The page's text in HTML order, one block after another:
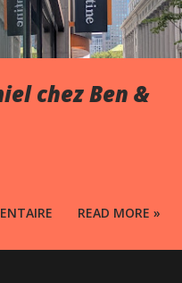
chez Ben &
READ MORE »